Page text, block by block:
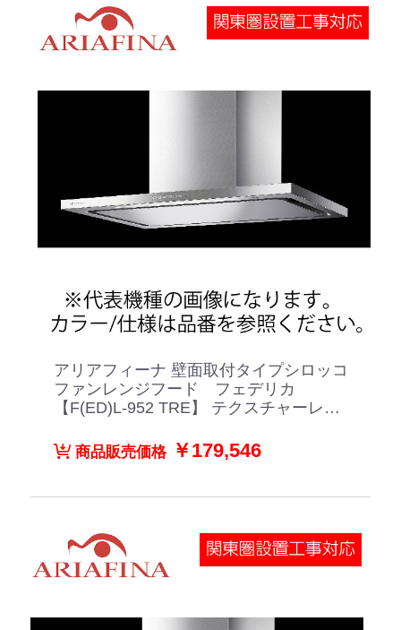
アリアフィーナ 壁面取付タイプシロッコ
ファンレンジフード フェデリカ
【F(ED)L-952 TRE】 テクスチャーレッ
商品販売価格￥179,546